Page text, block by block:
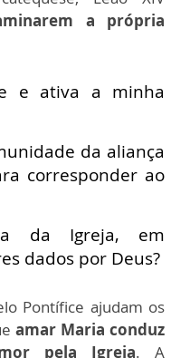
a própria
e ativa a minha
da aliança
corresponder ao
da Igreja, em
dados por Deus?
Pontífice ajudam os
amar Maria conduz
pela Igreja. A